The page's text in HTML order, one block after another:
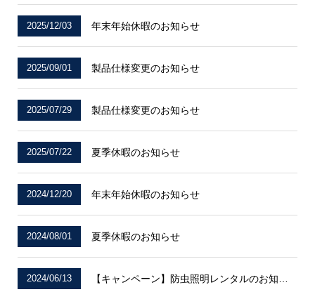
2025/12/03 年末年始休暇のお知らせ
2025/09/01 製品仕様変更のお知らせ
2025/07/29 製品仕様変更のお知らせ
2025/07/22 夏季休暇のお知らせ
2024/12/20 年末年始休暇のお知らせ
2024/08/01 夏季休暇のお知らせ
2024/06/13